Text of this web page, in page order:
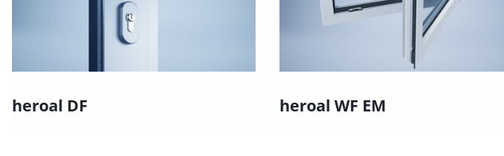
heroal DF heroal WF EM